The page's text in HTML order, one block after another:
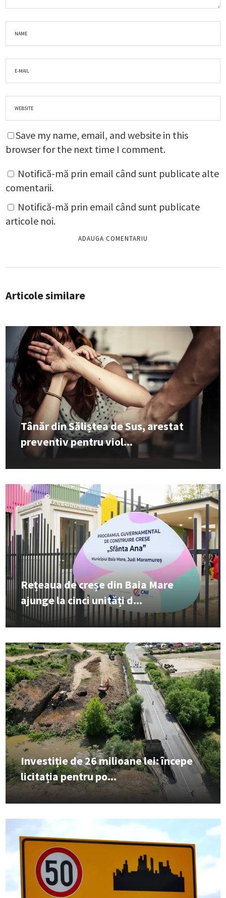
Save my name, email, and website in this
browser for the next time I comment.
Notifică-mă prin email când sunt publicate alte
comentarii.
Notifică-mă prin email când sunt publicate
articole noi.
Articole similare
Tânăr din Săliștea de Sus, arestat
preventiv pentru viol...
Rețeaua de creșe din Baia Mare
ajunge la cinci unități d...
Investiție de 26 milioane lei: începe
licitația pentru po...